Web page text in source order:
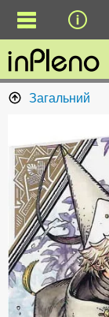
Загальний